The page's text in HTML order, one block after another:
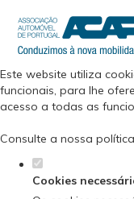
Defina as
para este
Este website utiliza
funcionais, para lhe
acesso a todas as
Consulte a nossa
Cookies